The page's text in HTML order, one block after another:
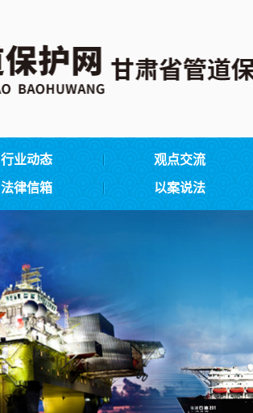
行业动态 观点交流
法律信箱 以案说法